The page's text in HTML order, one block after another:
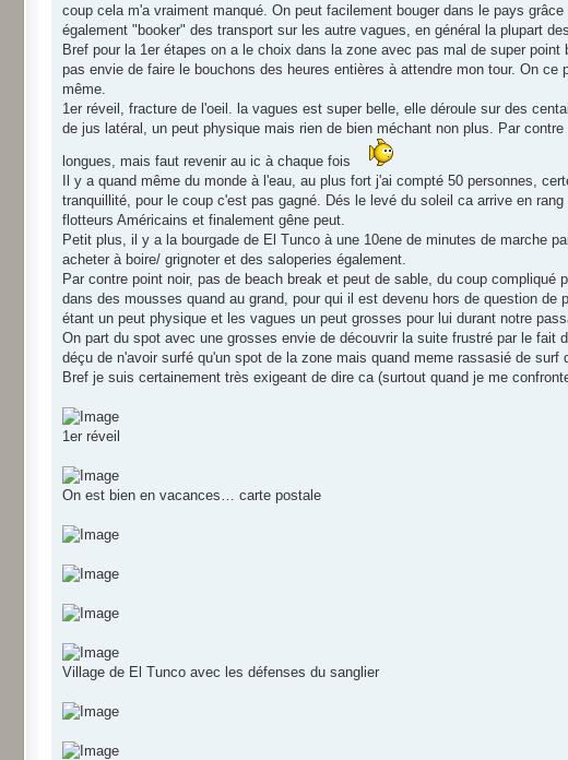
coup cela m'a vraiment manqué. On peut facilement bouger dans le pays
également "booker" des transport sur les autre vagues, en général la plupart
Bref pour la 1er étapes on a le choix dans la zone avec pas mal de super
pas envie de faire le bouchons des heures entières à attendre mon tour. On
même.
1er réveil, fracture de l'oeil. la vagues est super belle, elle déroule sur des
de jus latéral, un peut physique mais rien de bien méchant non plus. Par
longues, mais faut revenir au ic à chaque fois
Il y a quand même du monde à l'eau, au plus fort j'ai compté 50 personnes,
tranquillité, pour le coup c'est pas gagné. Dés le levé du soleil ca arrive en
flotteurs Américains et finalement gêne peut.
Petit plus, il y a la bourgade de El Tunco à une 10ene de minutes de marche
acheter à boire/ grignoter et des saloperies également.
Par contre point noir, pas de beach break et peut de sable, du coup
dans des mousses quand au grand, pour qui il est devenu hors de question
étant un peut physique et les vagues un peut grosses pour lui durant notre
On part du spot avec une grosses envie de découvrir la suite frustré par le
déçu de n'avoir surfé qu'un spot de la zone mais quand meme rassasié de
Bref je suis certainement très exigeant de dire ca (surtout quand je me
1er réveil
On est bien en vacances… carte postale
Village de El Tunco avec les défenses du sanglier